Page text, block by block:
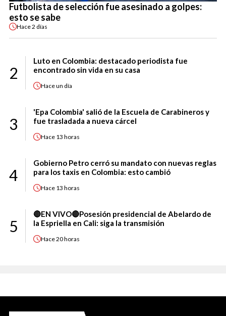
Futbolista de selección fue asesinado a golpes:
esto se sabe
Hace2 días
2
Luto en Colombia: destacado periodista fue
encontrado sin vida en su casa
Haceun día
3
'Epa Colombia' salió de la Escuela de Carabineros y
fue trasladada a nueva cárcel
Hace 13 horas
4
Gobierno Petro cerró su mandato con nuevas reglas
para los taxis en Colombia: esto cambió
Hace 13 horas
5
🔴EN VIVO🔴Posesión presidencial de Abelardo de
la Espriella en Cali: siga la transmisión
Hace20 horas